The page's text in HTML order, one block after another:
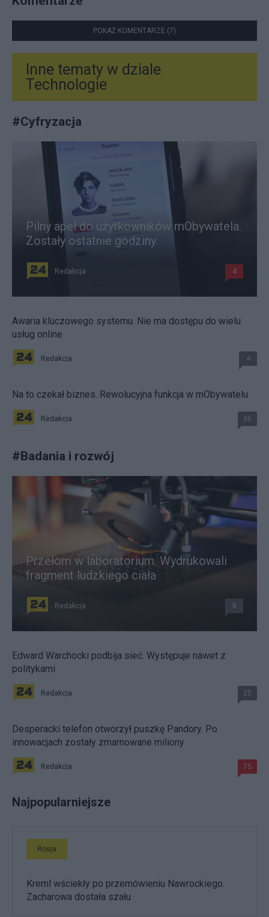
POKAŻ KOMENTARZE (7)
Inne tematy w dziale
Technologie
#Cyfryzacja
Pilny apel do użytkowników mObywatela.
Zostały ostatnie godziny
Redakcja 4
Awaria kluczowego systemu. Nie ma dostępu do wielu
usług online
Redakcja 4
Na to czekał biznes. Rewolucyjna funkcja w mObywatelu
Redakcja 35
#Badania i rozwój
Przełom w laboratorium. Wydrukowali
fragment ludzkiego ciała
Redakcja 8
Edward Warchocki podbija sieć. Występuje nawet z
politykami
Redakcja 25
Desperacki telefon otworzył puszkę Pandory. Po
innowacjach zostały zmarnowane miliony
Redakcja 75
Najpopularniejsze
Rosja
Kreml wściekły po przemówieniu Nawrockiego.
Zacharowa dostała szału